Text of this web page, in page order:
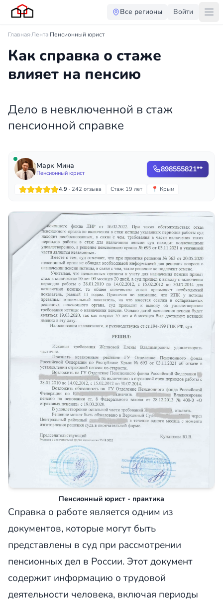
Все регионы Войти
Главная·Лента·Пенсионный юрист
Как справка о стаже
влияет на пенсию
Дело в невключенной в стаж
пенсионной справке
Марк Мина
Пенсионный юрист 898555821**
4.9 · 242 отзыва Стаж 19 лет 📍 Крым
Пенсионный юрист - практика
Справка о работе является одним из
документов, которые могут быть
представлены в суд при рассмотрении
пенсионных дел в России. Этот документ
содержит информацию о трудовой
деятельности человека, включая периоды